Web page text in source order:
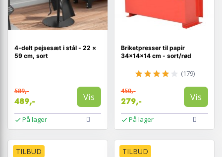
4-delt pejsesæt i stål - 22 ×
59 cm, sort
589,-
489,- Vis
På lager
Briketpresser til papir
34×14×14 cm - sort/rød
(179)
450,-
279,- Vis
På lager
TILBUD TILBUD